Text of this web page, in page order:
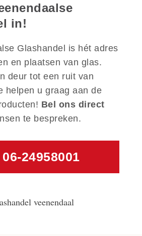
in!
Glashandel is hét adres
en plaatsen van glas.
deur tot een ruit van
helpen u graag aan de
Bel ons direct
te bespreken.
24958001